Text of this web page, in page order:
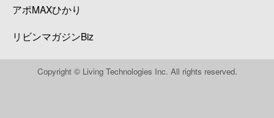
アポMAXひかり
リビンマガジンBiz
Copyright © Living Technologies Inc. All rights reserved.